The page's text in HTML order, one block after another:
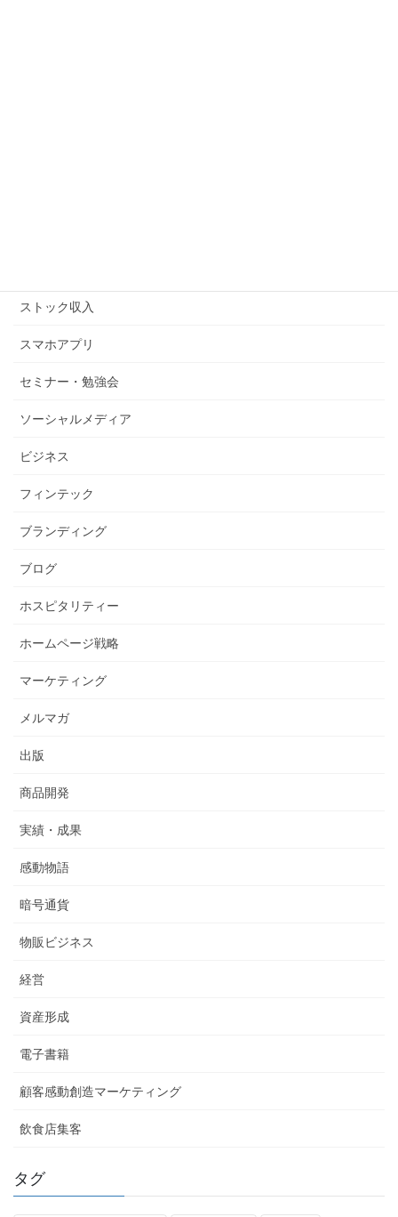
ストック収入
スマホアプリ
セミナー・勉強会
ソーシャルメディア
ビジネス
フィンテック
ブランディング
ブログ
ホスピタリティー
ホームページ戦略
マーケティング
メルマガ
出版
商品開発
実績・成果
感動物語
暗号通貨
物販ビジネス
経営
資産形成
電子書籍
顧客感動創造マーケティング
飲食店集客
タグ